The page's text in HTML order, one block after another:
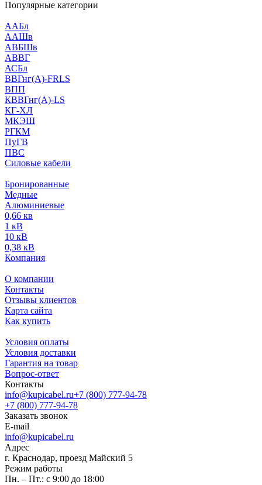
Популярные категории
ААБл
ААШв
АВБШв
АВВГ
АСБл
ВВГнг(А)-FRLS
ВПП
КВВГнг(А)-LS
КГ-ХЛ
МКЭШ
РГКМ
ПуГВ
ПВС
Силовые кабели
Бронированные
Медные
Алюминиевые
0,66 кв
1 кВ
10 кВ
0,38 кВ
Компания
О компании
Контакты
Отзывы клиентов
Карта сайта
Как купить
Условия оплаты
Условия доставки
Гарантия на товар
Вопрос-ответ
Контакты
info@kupicabel.ru+7 (800) 777-94-78
+7 (800) 777-94-78
Заказать звонок
E-mail
info@kupicabel.ru
Адрес
г. Краснодар, проезд Майский 5
Режим работы
Пн. – Пт.: с 9:00 до 18:00